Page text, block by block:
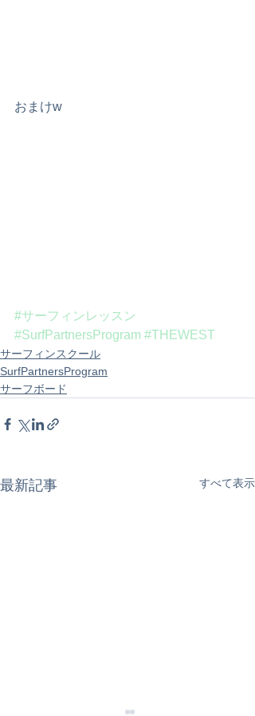
おまけw
#サーフィンレッスン
#SurfPartnersProgram #THEWEST
サーフィンスクール
SurfPartnersProgram
サーフボード
最新記事 すべて表示